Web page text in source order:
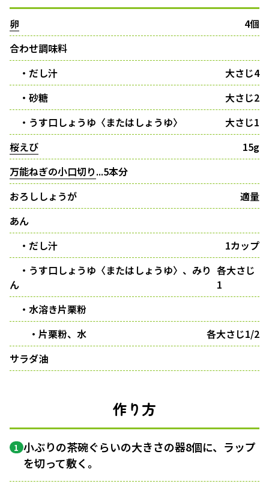
卵
4個
合わせ調味料
・だし汁
大さじ4
・砂糖
大さじ2
・うす口しょうゆ〈またはしょうゆ〉
大さじ1
桜えび
15g
万能ねぎの小口切り...5本分
おろししょうが
適量
あん
・だし汁
1カップ
・うす口しょうゆ〈またはしょうゆ〉、みり
ん
各大さじ
1
・水溶き片栗粉
・片栗粉、水
各大さじ1/2
サラダ油
作り方
1 小ぶりの茶碗ぐらいの大きさの器8個に、ラップ
を切って敷く。